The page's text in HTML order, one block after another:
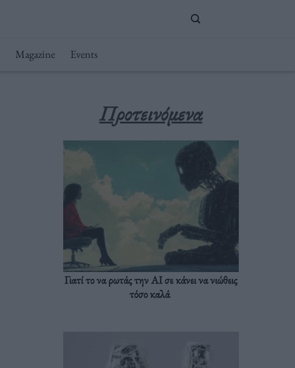
Magazine Events
Προτεινόμενα
Γιατί το να ρωτάς την AI σε κάνει να νιώθεις
τόσο καλά